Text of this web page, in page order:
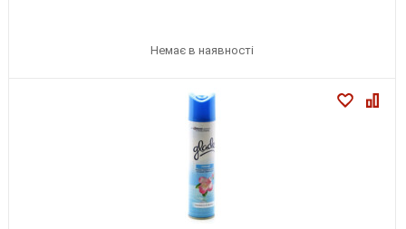
Немає в наявності